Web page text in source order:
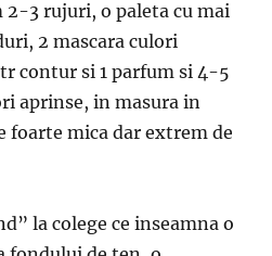
2-3 rujuri, o paleta cu mai
2 mascara culori
contur si 1 parfum si 4-5
aprinse, in masura in
foarte mica dar extrem de
la colege ce inseamna o